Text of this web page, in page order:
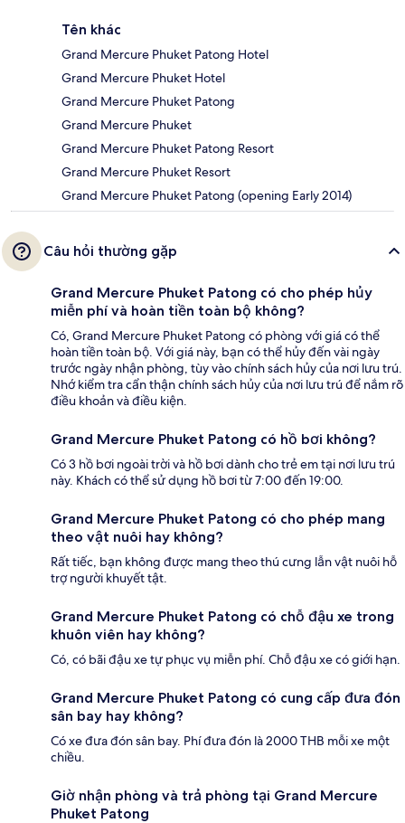
Tên khác
Grand Mercure Phuket Patong Hotel
Grand Mercure Phuket Hotel
Grand Mercure Phuket Patong
Grand Mercure Phuket
Grand Mercure Phuket Patong Resort
Grand Mercure Phuket Resort
Grand Mercure Phuket Patong (opening Early 2014)
Câu hỏi thường gặp
Grand Mercure Phuket Patong có cho phép hủy
miễn phí và hoàn tiền toàn bộ không?
Có, Grand Mercure Phuket Patong có phòng với giá có thể
hoàn tiền toàn bộ. Với giá này, bạn có thể hủy đến vài ngày
trước ngày nhận phòng, tùy vào chính sách hủy của nơi lưu trú.
Nhớ kiểm tra cẩn thận chính sách hủy của nơi lưu trú để nắm rõ
điều khoản và điều kiện.
Grand Mercure Phuket Patong có hồ bơi không?
Có 3 hồ bơi ngoài trời và hồ bơi dành cho trẻ em tại nơi lưu trú
này. Khách có thể sử dụng hồ bơi từ 7:00 đến 19:00.
Grand Mercure Phuket Patong có cho phép mang
theo vật nuôi hay không?
Rất tiếc, bạn không được mang theo thú cưng lẫn vật nuôi hỗ
trợ người khuyết tật.
Grand Mercure Phuket Patong có chỗ đậu xe trong
khuôn viên hay không?
Có, có bãi đậu xe tự phục vụ miễn phí. Chỗ đậu xe có giới hạn.
Grand Mercure Phuket Patong có cung cấp đưa đón
sân bay hay không?
Có xe đưa đón sân bay. Phí đưa đón là 2000 THB mỗi xe một
chiều.
Giờ nhận phòng và trả phòng tại Grand Mercure
Phuket Patong